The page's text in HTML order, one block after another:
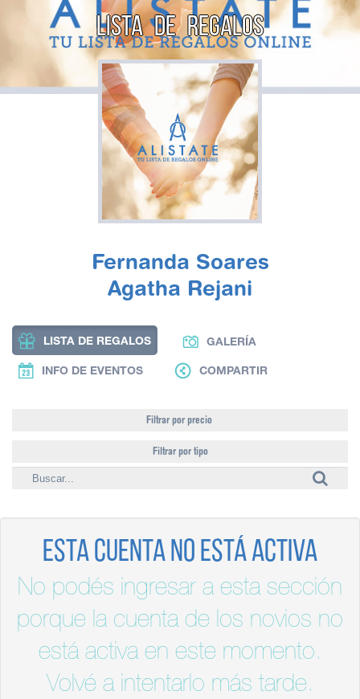
LISTA DE REGALOS
Fernanda Soares
Agatha Rejani
LISTA DE REGALOS GALERÍA
INFO DE EVENTOS COMPARTIR
Filtrar por precio
Filtrar por tipo
Esta cuenta no está activa
No podés ingresar a esta sección
porque la cuenta de los novios no
está activa en este momento.
Volvé a intentarlo más tarde.